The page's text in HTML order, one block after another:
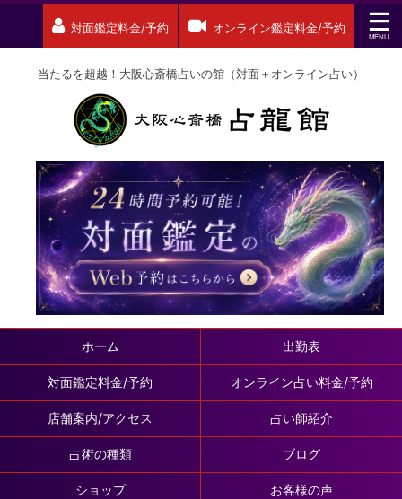
対面鑑定料金/予約 オンライン鑑定料金/予約
当たるを超越！大阪心斎橋占いの館（対面＋オンライン占い）
ホーム 出勤表
対面鑑定料金/予約 オンライン占い料金/予約
店舗案内/アクセス 占い師紹介
占術の種類 ブログ
ショップ お客様の声